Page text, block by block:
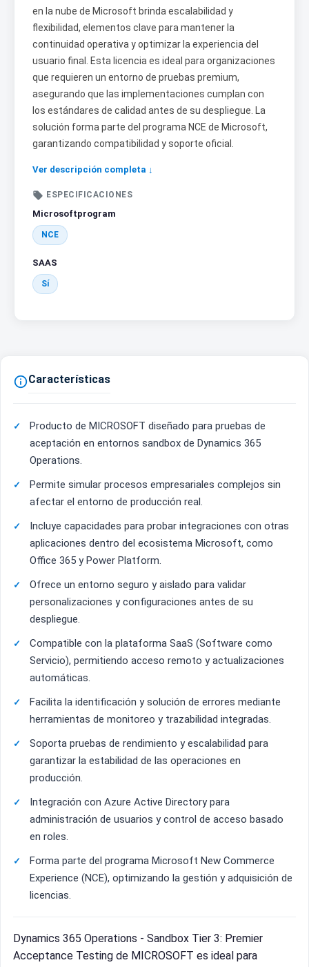
en la nube de Microsoft brinda escalabilidad y
flexibilidad, elementos clave para mantener la
continuidad operativa y optimizar la experiencia del
usuario final. Esta licencia es ideal para organizaciones
que requieren un entorno de pruebas premium,
asegurando que las implementaciones cumplan con
los estándares de calidad antes de su despliegue. La
solución forma parte del programa NCE de Microsoft,
garantizando compatibilidad y soporte oficial.
Ver descripción completa ↓
 ESPECIFICACIONES
Microsoftprogram
NCE
SAAS
Sí
Características
Producto de MICROSOFT diseñado para pruebas de
aceptación en entornos sandbox de Dynamics 365
Operations.
Permite simular procesos empresariales complejos sin
afectar el entorno de producción real.
Incluye capacidades para probar integraciones con otras
aplicaciones dentro del ecosistema Microsoft, como
Office 365 y Power Platform.
Ofrece un entorno seguro y aislado para validar
personalizaciones y configuraciones antes de su
despliegue.
Compatible con la plataforma SaaS (Software como
Servicio), permitiendo acceso remoto y actualizaciones
automáticas.
Facilita la identificación y solución de errores mediante
herramientas de monitoreo y trazabilidad integradas.
Soporta pruebas de rendimiento y escalabilidad para
garantizar la estabilidad de las operaciones en
producción.
Integración con Azure Active Directory para
administración de usuarios y control de acceso basado
en roles.
Forma parte del programa Microsoft New Commerce
Experience (NCE), optimizando la gestión y adquisición de
licencias.
Dynamics 365 Operations - Sandbox Tier 3: Premier
Acceptance Testing de MICROSOFT es ideal para